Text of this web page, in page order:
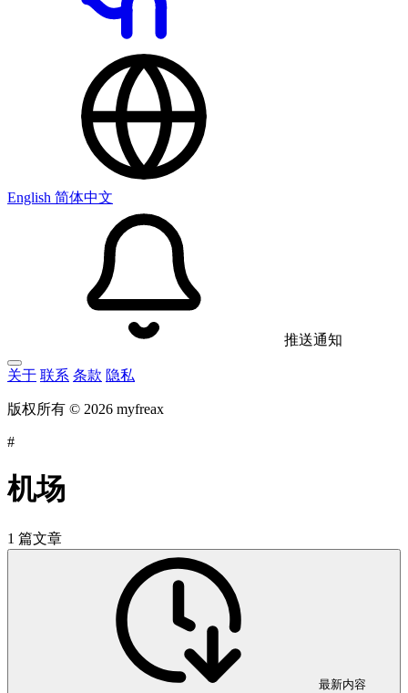
English 简体中文
推送通知
关于 联系 条款 隐私
版权所有 © 2026 myfreax
#
机场
1 篇文章
最新内容